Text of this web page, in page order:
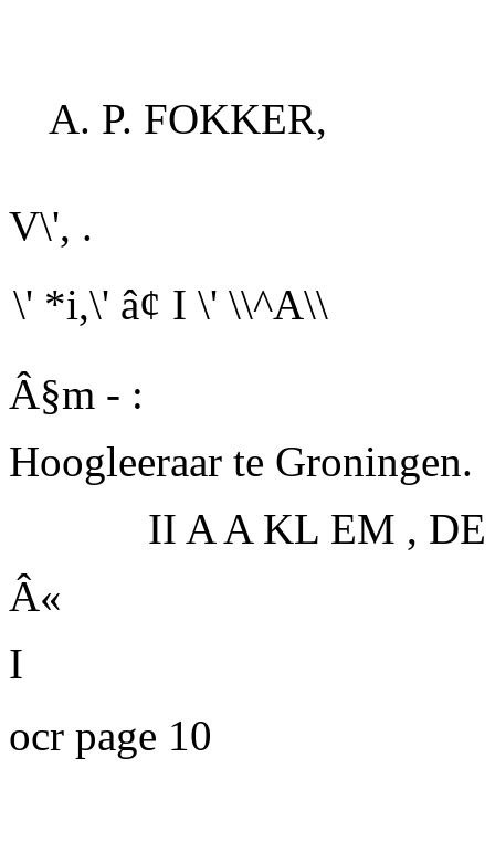
A. P. FOKKER,
V\', .
\' *i,\' â¢ I \' \\^A\\
Â§m - :
Hoogleeraar te Groningen.
II A A KL EM , DE
Â«
I
ocr page 10